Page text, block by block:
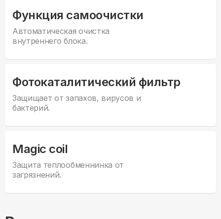
Функция самоочистки
Автоматическая очистка
внутреннего блока.
Фотокаталитический фильтр
Защищает от запахов, вирусов и
бактерий.
Magic coil
Защита теплообменнинка от
загрязнений.